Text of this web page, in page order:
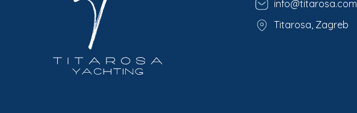
info@titarosa.com
Titarosa, Zagreb